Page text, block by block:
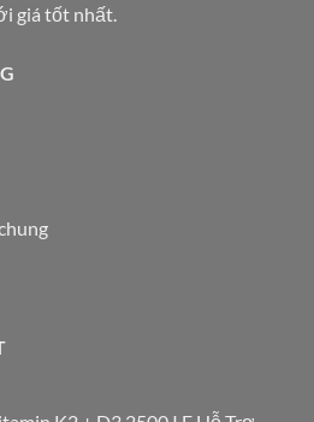
giá tốt nhất.